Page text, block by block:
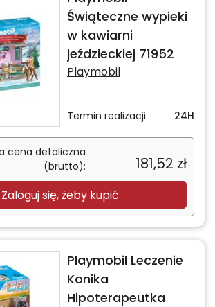
Świąteczne wypieki
w kawiarni
jeździeckiej 71952
Playmobil
Termin realizacji 24H
cena detaliczna
(brutto):
181,52 zł
Zaloguj się, żeby kupić
Playmobil Leczenie
Konika
Hipoterapeutka